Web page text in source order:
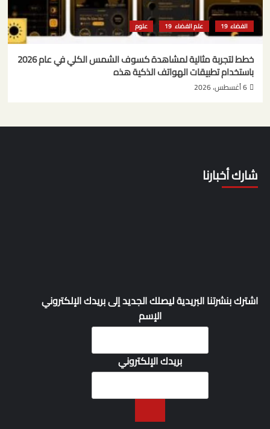
الفضاء علم الفضاء علوم
خطط لتجربة مثالية لمشاهدة كسوف الشمس الكلي في عام 2026
باستخدام تطبيقات الهواتف الذكية هذه
6 أغسطس، 2026
شارك أخبارنا
اشترك بنشرتنا البريدية ليصلك الجديد إلى بريدك الإلكتروني
الإسم
بريدك الإلكتروني